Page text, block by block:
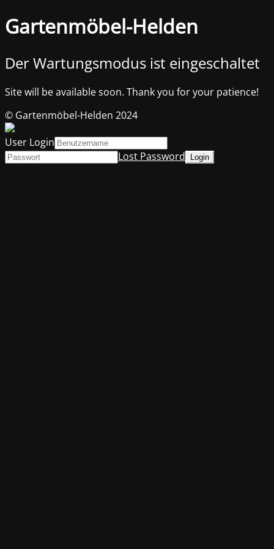
Gartenmöbel-Helden
Der Wartungsmodus ist eingeschaltet
Site will be available soon. Thank you for your patience!
© Gartenmöbel-Helden 2024
User Login
Lost Password